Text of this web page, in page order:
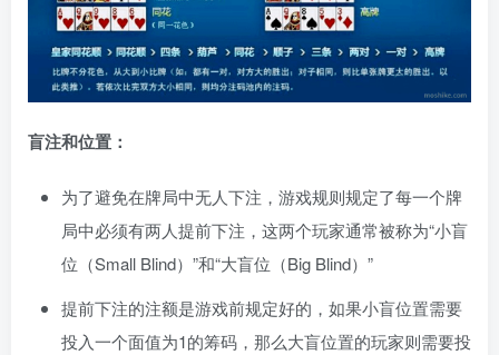
盲注和位置：
为了避免在牌局中无人下注，游戏规则规定了每一个牌
局中必须有两人提前下注，这两个玩家通常被称为“小盲
位（Small Blind）”和“大盲位（Big Blind）”
提前下注的注额是游戏前规定好的，如果小盲位置需要
投入一个面值为1的筹码，那么大盲位置的玩家则需要投